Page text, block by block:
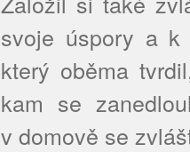
svoje úspory a k
který oběma
kam se
v domově se